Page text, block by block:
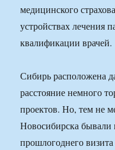
медицинского
устройствах лечения
квалификации врачей.
Сибирь расположена
расстояние немного
проектов. Но, тем не
Новосибирска
прошлогоднего